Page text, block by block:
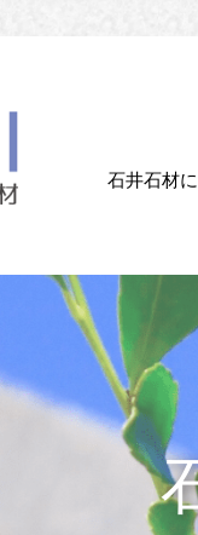
石井石材